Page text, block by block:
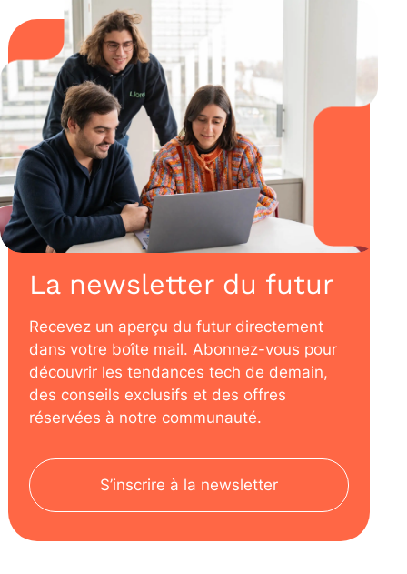
La newsletter du futur
Recevez un aperçu du futur directement
dans votre boîte mail. Abonnez-vous pour
découvrir les tendances tech de demain,
des conseils exclusifs et des offres
réservées à notre communauté.
S’inscrire à la newsletter